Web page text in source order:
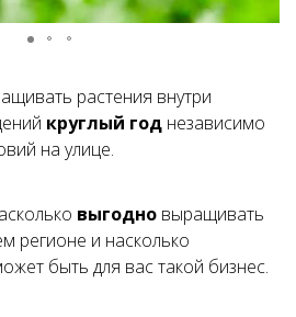
растения внутри
круглый год независимо
на улице.
выгодно выращивать
регионе и насколько
быть для вас такой бизнес.